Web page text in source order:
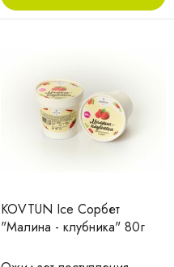
KOVTUN Ice Сорбет
"Малина - клубника" 80г